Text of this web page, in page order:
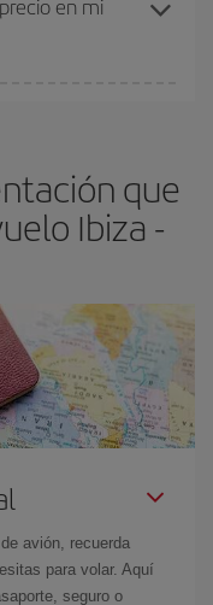
disponibles o se
en mi
que
Ibiza -
avión, recuerda
para volar. Aquí
seguro o